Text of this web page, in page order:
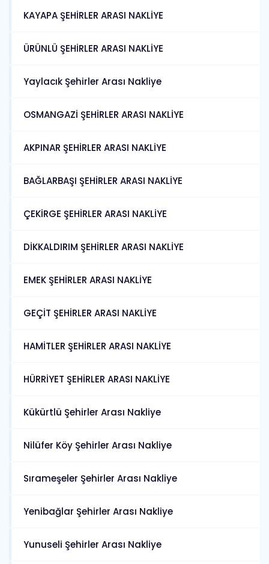
KAYAPA ŞEHİRLER ARASI NAKLİYE
ÜRÜNLÜ ŞEHİRLER ARASI NAKLİYE
Yaylacık Şehirler Arası Nakliye
OSMANGAZİ ŞEHİRLER ARASI NAKLİYE
AKPINAR ŞEHİRLER ARASI NAKLİYE
BAĞLARBAŞI ŞEHİRLER ARASI NAKLİYE
ÇEKİRGE ŞEHİRLER ARASI NAKLİYE
DİKKALDIRIM ŞEHİRLER ARASI NAKLİYE
EMEK ŞEHİRLER ARASI NAKLİYE
GEÇİT ŞEHİRLER ARASI NAKLİYE
HAMİTLER ŞEHİRLER ARASI NAKLİYE
HÜRRİYET ŞEHİRLER ARASI NAKLİYE
Kükürtlü Şehirler Arası Nakliye
Nilüfer Köy Şehirler Arası Nakliye
Sırameşeler Şehirler Arası Nakliye
Yenibağlar Şehirler Arası Nakliye
Yunuseli Şehirler Arası Nakliye